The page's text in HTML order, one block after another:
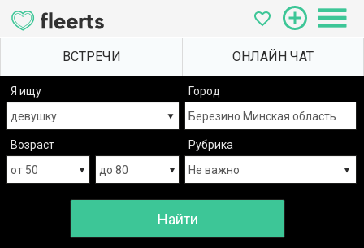
Я ищу Город
Возраст Рубрика